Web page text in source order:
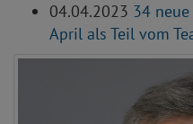
04.04.2023 34
April als Teil vom